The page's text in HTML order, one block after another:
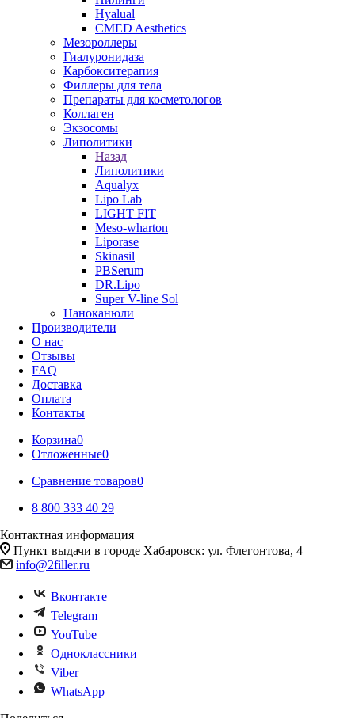
Hyalual
CMED Aesthetics
Мезороллеры
Гиалуронидаза
Карбокситерапия
Филлеры для тела
Препараты для косметологов
Коллаген
Экзосомы
Липолитики
Назад
Липолитики
Aqualyx
Lipo Lab
LIGHT FIT
Meso-wharton
Liporase
Skinasil
PBSerum
DR.Lipo
Super V-line Sol
Наноканюли
Производители
О нас
Отзывы
FAQ
Доставка
Оплата
Контакты
Корзина0
Отложенные0
Сравнение товаров0
8 800 333 40 29
Контактная информация
Пункт выдачи в городе Хабаровск: ул. Флегонтова, 4
info@2filler.ru
Вконтакте
Telegram
YouTube
Одноклассники
Viber
WhatsApp